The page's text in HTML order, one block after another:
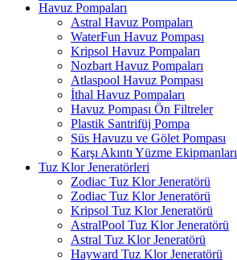
Havuz Pompaları
Astral Havuz Pompaları
WaterFun Havuz Pompası
Kripsol Havuz Pompaları
Nozbart Havuz Pompaları
Atlaspool Havuz Pompası
İthal Havuz Pompaları
Havuz Pompası Ön Filtreler
Plastik Santrifüj Pompa
Süs Havuzu ve Gölet Pompası
Karşı Akıntı Yüzme Ekipmanları
Tuz Klor Jeneratörleri
Zodiac Tuz Klor Jeneratörü
Zodiac Tuz Klor Jeneratörü
Kripsol Tuz Klor Jeneratörü
AstralPool Tuz Klor Jeneratörü
Astral Tuz Klor Jeneratörü
Hayward Tuz Klor Jeneratörü